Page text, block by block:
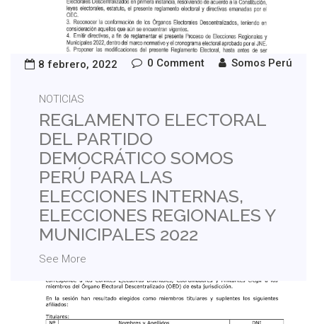
8 febrero, 2022 0 Comment Somos Perú
NOTICIAS
REGLAMENTO ELECTORAL
DEL PARTIDO
DEMOCRÁTICO SOMOS
PERÚ PARA LAS
ELECCIONES INTERNAS,
ELECCIONES REGIONALES Y
MUNICIPALES 2022
See More